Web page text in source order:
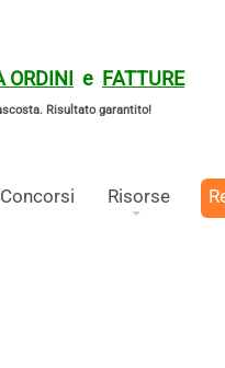
ORDINI e FATTURE
Risultato garantito!
Concorsi Risorse